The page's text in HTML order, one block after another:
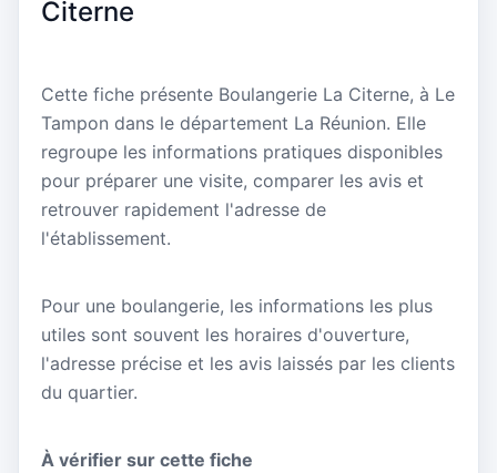
Citerne
Cette fiche présente Boulangerie La Citerne, à Le
Tampon dans le département La Réunion. Elle
regroupe les informations pratiques disponibles
pour préparer une visite, comparer les avis et
retrouver rapidement l'adresse de
l'établissement.
Pour une boulangerie, les informations les plus
utiles sont souvent les horaires d'ouverture,
l'adresse précise et les avis laissés par les clients
du quartier.
À vérifier sur cette fiche